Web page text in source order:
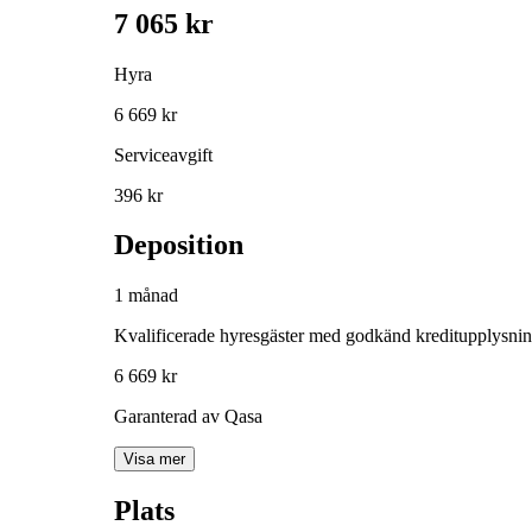
7 065 kr
Hyra
6 669 kr
Serviceavgift
396 kr
Deposition
1 månad
Kvalificerade hyresgäster med godkänd
6 669 kr
Garanterad av Qasa
Visa mer
Plats